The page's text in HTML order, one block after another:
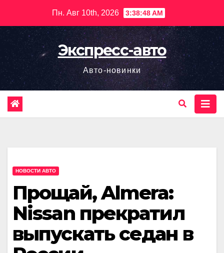
содержимому
Пн. Авг 10th, 2026 3:38:49 AM
Экспресс-авто
Авто-новинки
НОВОСТИ АВТО
Прощай, Almera:
Nissan прекратил
выпускать седан в